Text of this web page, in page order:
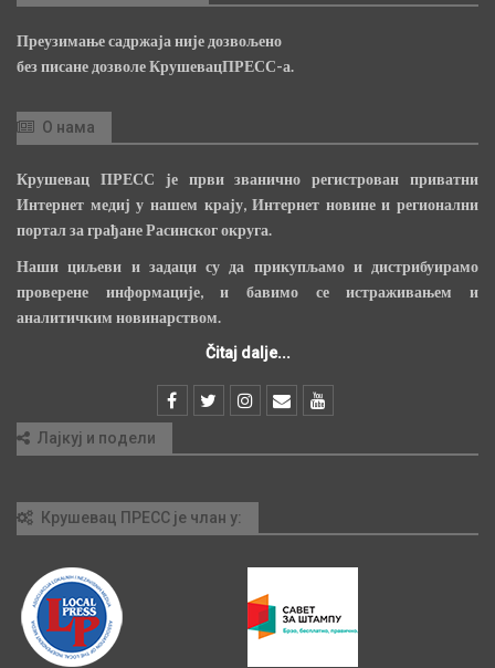
Преузимање садржаја није дозвољено
без писане дозволе КрушевацПРЕСС-а.
О нама
Крушевац ПРЕСС је први званично регистрован приватни
Интернет медиј у нашем крају, Интернет новине и регионални
портал за грађане Расинског округа.
Наши циљеви и задаци су да прикупљамо и дистрибуирамо
проверене информације, и бавимо се истраживањем и
аналитичким новинарством.
Čitaj dalje...
Лајкуј и подели
Крушевац ПРЕСС је члан у: